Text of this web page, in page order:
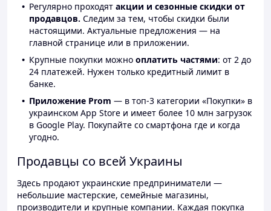
Регулярно проходят акции и сезонные скидки от
продавцов. Следим за тем, чтобы скидки были
настоящими. Актуальные предложения — на
главной странице или в приложении.
Крупные покупки можно оплатить частями: от 2 до
24 платежей. Нужен только кредитный лимит в
банке.
Приложение Prom — в топ-3 категории «Покупки» в
украинском App Store и имеет более 10 млн загрузок
в Google Play. Покупайте со смартфона где и когда
угодно.
Продавцы со всей Украины
Здесь продают украинские предприниматели —
небольшие мастерские, семейные магазины,
производители и крупные компании. Каждая покупка